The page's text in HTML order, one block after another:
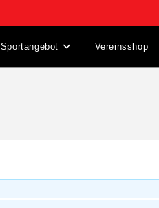
Sportangebot Vereinsshop